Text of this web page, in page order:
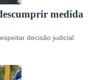
medida
decisão judicial